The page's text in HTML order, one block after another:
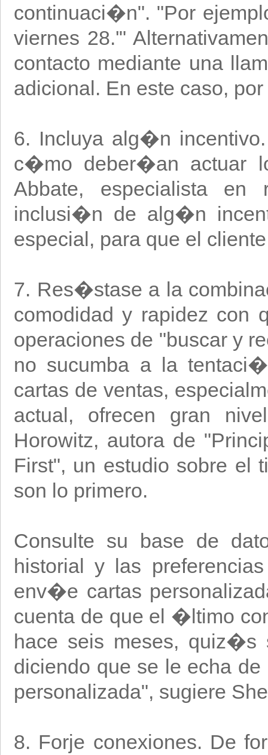
continuaci�n". "Por
viernes 28.'"
contacto mediante una
adicional. En este caso,
6. Incluya alg�n
c�mo deber�an actuar
Abbate, especialista
inclusi�n de alg�n
especial, para que el
7. Res�stase a la
comodidad y rapidez con
operaciones de "buscar y
no sucumba a la
cartas de ventas,
actual, ofrecen gran
Horowitz, autora de
First", un estudio sobre el
son lo primero.
Consulte su base de
historial y las
env�e cartas
cuenta de que el �ltimo
hace seis meses, quiz�s
diciendo que se le echa
personalizada", sugiere
8. Forje conexiones. De